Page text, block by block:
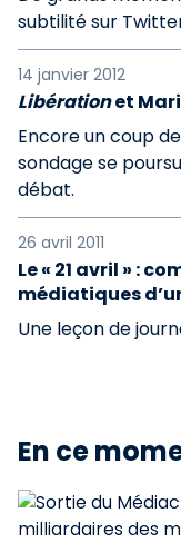
subtilité sur
14 janvier 2012
Libérationet
Encore un coup
sondage se
débat.
26 avril 2011
Le « 21 avril » :
médiatiques
Une leçon de
En ce